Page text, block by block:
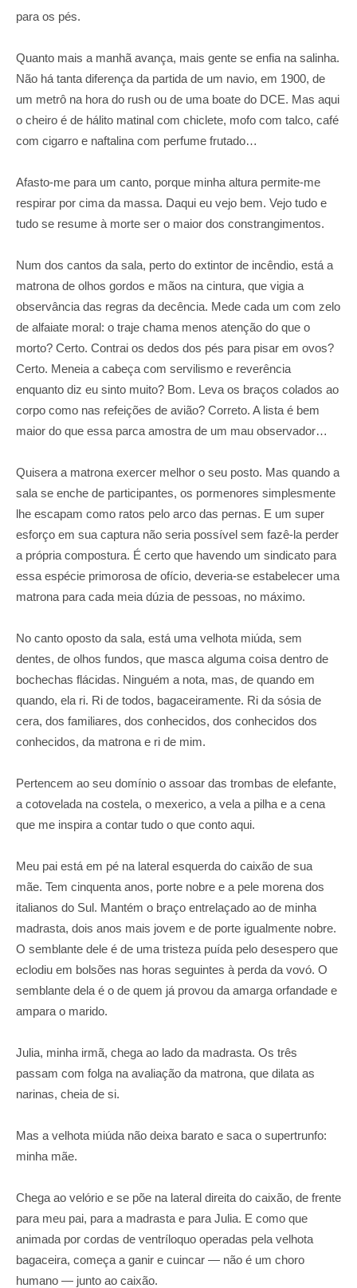
para os pés.
Quanto mais a manhã avança, mais gente se enfia na salinha.
Não há tanta diferença da partida de um navio, em 1900, de
um metrô na hora do rush ou de uma boate do DCE. Mas aqui
o cheiro é de hálito matinal com chiclete, mofo com talco, café
com cigarro e naftalina com perfume frutado…
Afasto-me para um canto, porque minha altura permite-me
respirar por cima da massa. Daqui eu vejo bem. Vejo tudo e
tudo se resume à morte ser o maior dos constrangimentos.
Num dos cantos da sala, perto do extintor de incêndio, está a
matrona de olhos gordos e mãos na cintura, que vigia a
observância das regras da decência. Mede cada um com zelo
de alfaiate moral: o traje chama menos atenção do que o
morto? Certo. Contrai os dedos dos pés para pisar em ovos?
Certo. Meneia a cabeça com servilismo e reverência
enquanto diz eu sinto muito? Bom. Leva os braços colados ao
corpo como nas refeições de avião? Correto. A lista é bem
maior do que essa parca amostra de um mau observador…
Quisera a matrona exercer melhor o seu posto. Mas quando a
sala se enche de participantes, os pormenores simplesmente
lhe escapam como ratos pelo arco das pernas. E um super
esforço em sua captura não seria possível sem fazê-la perder
a própria compostura. É certo que havendo um sindicato para
essa espécie primorosa de ofício, deveria-se estabelecer uma
matrona para cada meia dúzia de pessoas, no máximo.
No canto oposto da sala, está uma velhota miúda, sem
dentes, de olhos fundos, que masca alguma coisa dentro de
bochechas flácidas. Ninguém a nota, mas, de quando em
quando, ela ri. Ri de todos, bagaceiramente. Ri da sósia de
cera, dos familiares, dos conhecidos, dos conhecidos dos
conhecidos, da matrona e ri de mim.
Pertencem ao seu domínio o assoar das trombas de elefante,
a cotovelada na costela, o mexerico, a vela a pilha e a cena
que me inspira a contar tudo o que conto aqui.
Meu pai está em pé na lateral esquerda do caixão de sua
mãe. Tem cinquenta anos, porte nobre e a pele morena dos
italianos do Sul. Mantém o braço entrelaçado ao de minha
madrasta, dois anos mais jovem e de porte igualmente nobre.
O semblante dele é de uma tristeza puída pelo desespero que
eclodiu em bolsões nas horas seguintes à perda da vovó. O
semblante dela é o de quem já provou da amarga orfandade e
ampara o marido.
Julia, minha irmã, chega ao lado da madrasta. Os três
passam com folga na avaliação da matrona, que dilata as
narinas, cheia de si.
Mas a velhota miúda não deixa barato e saca o supertrunfo:
minha mãe.
Chega ao velório e se põe na lateral direita do caixão, de frente
para meu pai, para a madrasta e para Julia. E como que
animada por cordas de ventríloquo operadas pela velhota
bagaceira, começa a ganir e cuincar — não é um choro
humano — junto ao caixão.